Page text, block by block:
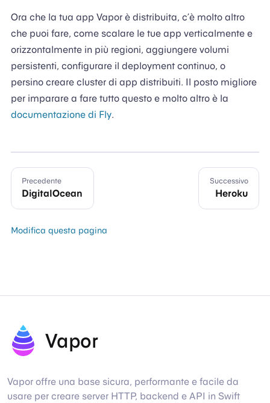
Ora che la tua app Vapor è distribuita, c’è molto altro
che puoi fare, come scalare le tue app verticalmente e
orizzontalmente in più regioni, aggiungere volumi
persistenti, configurare il deployment continuo, o
persino creare cluster di app distribuiti. Il posto migliore
per imparare a fare tutto questo e molto altro è la
documentazione di Fly.
Precedente
DigitalOcean
Successivo
Heroku
Modifica questa pagina
Vapor
Vapor offre una base sicura, performante e facile da
usare per creare server HTTP, backend e API in Swift